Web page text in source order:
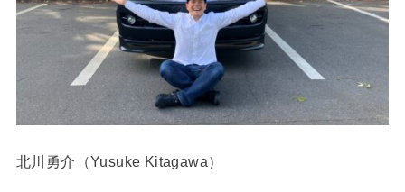
北川勇介（Yusuke Kitagawa）